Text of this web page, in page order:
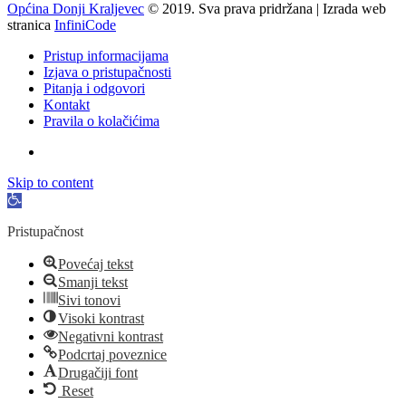
Općina Donji Kraljevec © 2019. Sva prava pridržana | Izrada web
stranica InfiniCode
Pristup informacijama
Izjava o pristupačnosti
Pitanja i odgovori
Kontakt
Pravila o kolačićima
Skip to content
Open
Pristupačnost
Povećaj tekst
Smanji tekst
Sivi tonovi
Visoki kontrast
Negativni kontrast
Podcrtaj poveznice
Drugačiji font
Reset